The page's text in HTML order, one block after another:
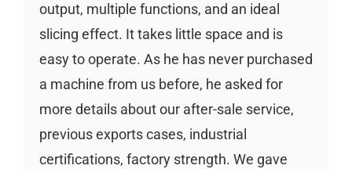
output, multiple functions, and an ideal
slicing effect. It takes little space and is
easy to operate. As he has never purchased
a machine from us before, he asked for
more details about our after-sale service,
previous exports cases, industrial
certifications, factory strength. We gave